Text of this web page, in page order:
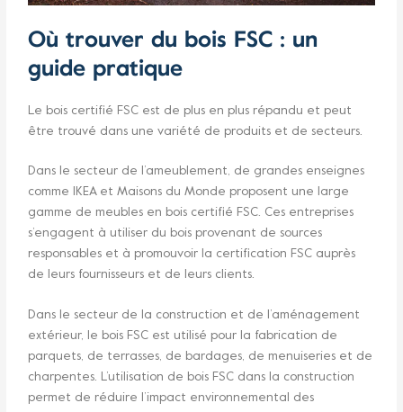
Où trouver du bois FSC : un
guide pratique
Le bois certifié FSC est de plus en plus répandu et peut
être trouvé dans une variété de produits et de secteurs.
Dans le secteur de l’ameublement, de grandes enseignes
comme IKEA et Maisons du Monde proposent une large
gamme de meubles en bois certifié FSC. Ces entreprises
s’engagent à utiliser du bois provenant de sources
responsables et à promouvoir la certification FSC auprès
de leurs fournisseurs et de leurs clients.
Dans le secteur de la construction et de l’aménagement
extérieur, le bois FSC est utilisé pour la fabrication de
parquets, de terrasses, de bardages, de menuiseries et de
charpentes. L’utilisation de bois FSC dans la construction
permet de réduire l’impact environnemental des